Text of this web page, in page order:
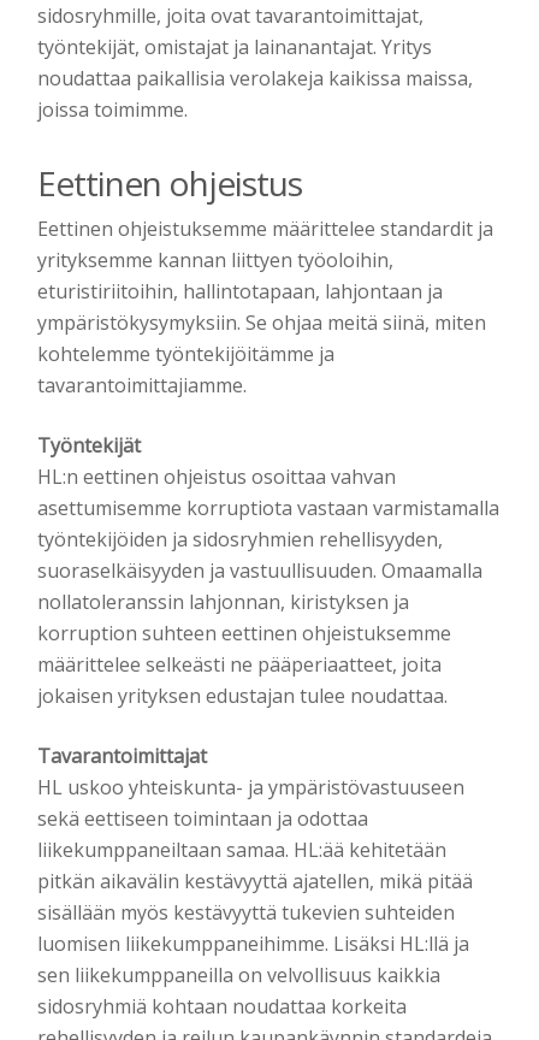
sidosryhmille, joita ovat tavarantoimittajat,
työntekijät, omistajat ja lainanantajat. Yritys
noudattaa paikallisia verolakeja kaikissa maissa,
joissa toimimme.
Eettinen ohjeistus
Eettinen ohjeistuksemme määrittelee standardit ja
yrityksemme kannan liittyen työoloihin,
eturistiriitoihin, hallintotapaan, lahjontaan ja
ympäristökysymyksiin. Se ohjaa meitä siinä, miten
kohtelemme työntekijöitämme ja
tavarantoimittajiamme.
Työntekijät
HL:n eettinen ohjeistus osoittaa vahvan
asettumisemme korruptiota vastaan varmistamalla
työntekijöiden ja sidosryhmien rehellisyyden,
suoraselkäisyyden ja vastuullisuuden. Omaamalla
nollatoleranssin lahjonnan, kiristyksen ja
korruption suhteen eettinen ohjeistuksemme
määrittelee selkeästi ne pääperiaatteet, joita
jokaisen yrityksen edustajan tulee noudattaa.
Tavarantoimittajat
HL uskoo yhteiskunta- ja ympäristövastuuseen
sekä eettiseen toimintaan ja odottaa
liikekumppaneiltaan samaa. HL:ää kehitetään
pitkän aikavälin kestävyyttä ajatellen, mikä pitää
sisällään myös kestävyyttä tukevien suhteiden
luomisen liikekumppaneihimme. Lisäksi HL:llä ja
sen liikekumppaneilla on velvollisuus kaikkia
sidosryhmiä kohtaan noudattaa korkeita